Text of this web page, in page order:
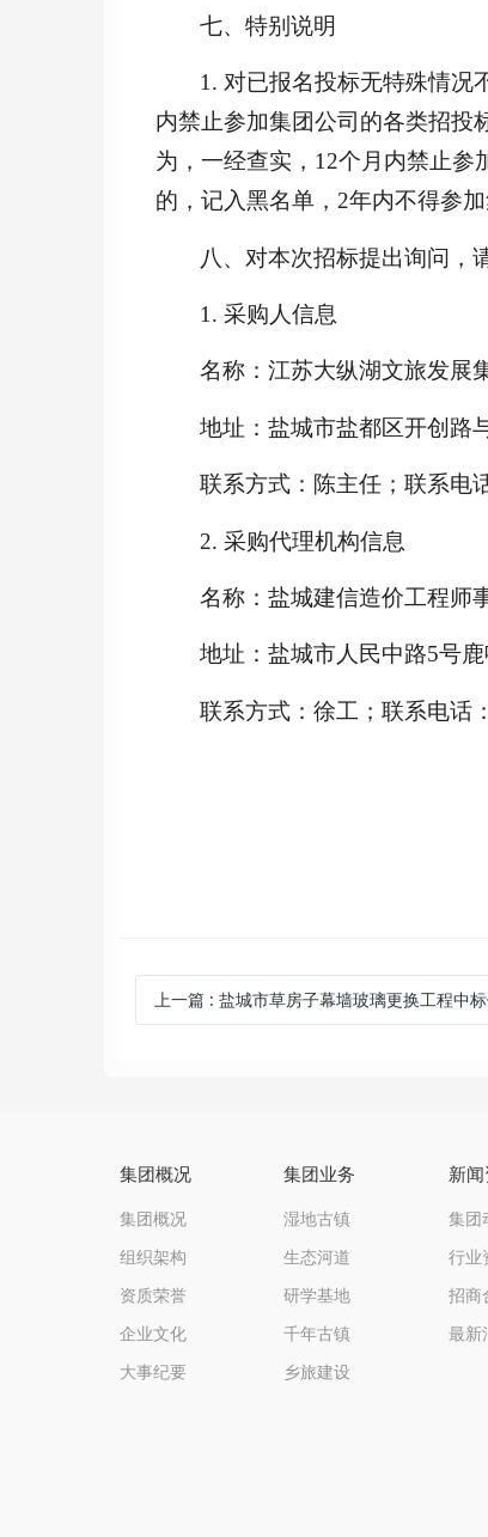
七、特别说明
1. 对已报名投标无特殊情况
内禁止参加集团公司的各类招投
为，一经查实，12个月内禁止
的，记入黑名单，2年内不得参
八、对本次招标提出询问，
1. 采购人信息
名称：江苏大纵湖文旅发展
地址：盐城市盐都区开创路
联系方式： 陈主任 ；联系电
2. 采购代理机构信息
名称：盐城建信造价工程师
地址：盐城市人民中路5号
联系方式：徐工 ；联系电话：
上一篇 :盐城市草房子幕墙玻璃更换工程中
集团概况
集团概况
组织架构
资质荣誉
企业文化
大事纪要
集团业务
湿地古镇
生态河道
研学基地
千年古镇
乡旅建设
新
集团
行业
招商
最新